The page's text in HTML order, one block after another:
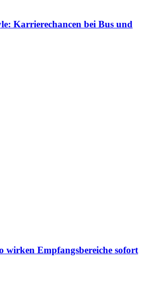
Karrierechancen bei Bus und
wirken Empfangsbereiche sofort